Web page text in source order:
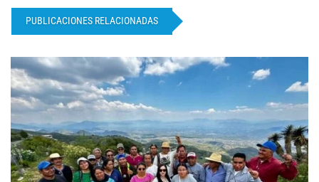
PUBLICACIONES RELACIONADAS